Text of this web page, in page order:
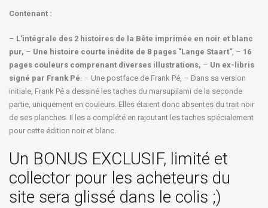
Contenant :
– L'intégrale des 2 histoires de la Bête imprimée en noir et blanc
pur, – Une histoire courte inédite de 8 pages "Lange Staart", – 16
pages couleurs comprenant diverses illustrations, – Un ex-libris
signé par Frank Pé. – Une postface de Frank Pé, – Dans sa version
initiale, Frank Pé a dessiné les taches du marsupilami de la seconde
partie, uniquement en couleurs. Elles étaient donc absentes du trait noir
de ses planches. Il les a complété en rajoutant les taches spécialement
pour cette édition noir et blanc.
Un BONUS EXCLUSIF, limité et
collector pour les acheteurs du
site sera glissé dans le colis ;)